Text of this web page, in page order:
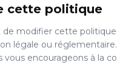
cette politique
de modifier cette
légale ou
encourageons à la